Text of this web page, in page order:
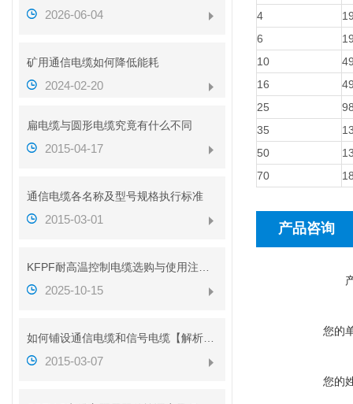
2026-06-04
矿用通信电缆如何降低能耗
2024-02-20
扁电缆与圆形电缆究竟有什么不同
2015-04-17
通信电缆各名称及型号规格执行标准
2015-03-01
2025-10-15
2015-03-07
4
6
10
16
25
35
50
70
产品咨询
您的
您的